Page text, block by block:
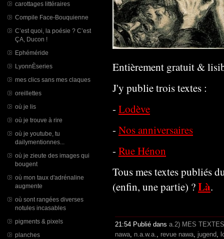
carottages littéraires
Compile Face-Bouquienne
C’est quoi, la poésie ? C’est
ÇA, Ducon !
Ephéméride
LyonnÈseries
mes clics sans mes claques
oreillettes
où je lis
où je trouve à rire
où je youtube, tu
dailymentionnes...
où je zieute des images qui
bougent
où mon taux d'adrénaline
augmente
où sont rangées diverses
notules incasables
pigments & pixels
planches
Entièrement gratuit &
J'y publie trois textes :
- Lodève
- Nos anniversaires
- Rue Hénon
Tous mes textes publiés
(enfin, une partie) ?Là.
21:54 Publié dans a.2) MES TEXTES
nawa, n.a.w.a., revue nawa, jugend,